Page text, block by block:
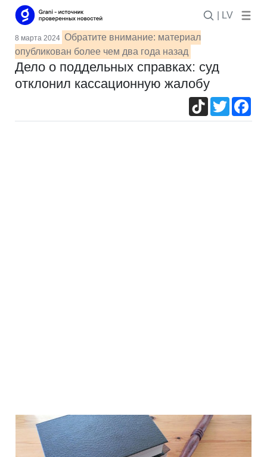
| LV
8 марта 2024 Обратите внимание: материал
опубликован более чем два года назад
Дело о поддельных справках: суд
отклонил кассационную жалобу
TikTokTwitter